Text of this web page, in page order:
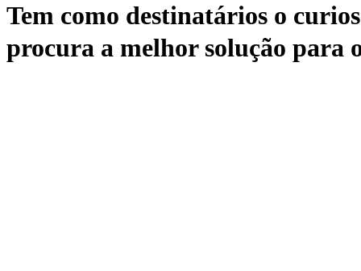
Tem como destinatários o
procura a melhor solução para